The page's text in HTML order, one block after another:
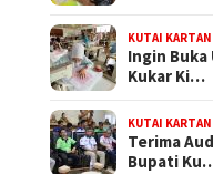
KUTAI
Ingin Buka
Kukar Ki…
KUTAI
Terima
Bupati